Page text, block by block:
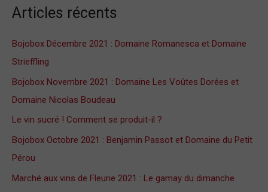
h
r
:
Articles récents
Bojobox Décembre 2021 : Domaine Romanesca et Domaine
Strieffling
Bojobox Novembre 2021 : Domaine Les Voûtes Dorées et
Domaine Nicolas Boudeau
Le vin sucré ! Comment se produit-il ?
Bojobox Octobre 2021 : Benjamin Passot et Domaine du Petit
Pérou
Marché aux vins de Fleurie 2021 : Le gamay du dimanche